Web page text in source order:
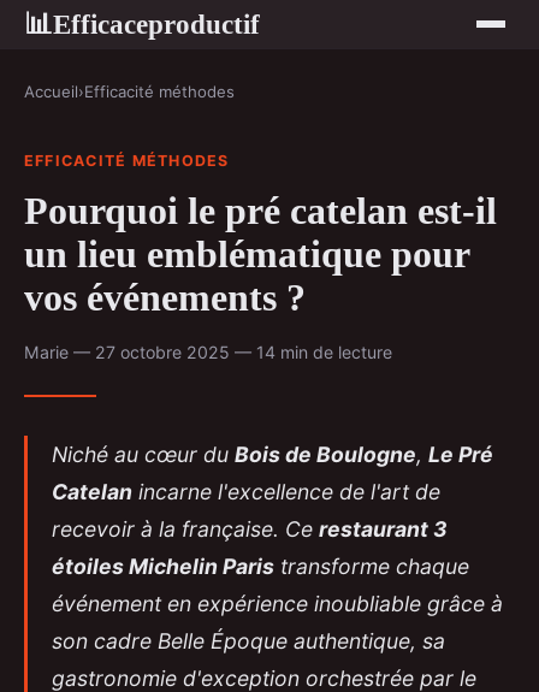
📊Efficaceproductif
Accueil›Efficacité méthodes
EFFICACITÉ MÉTHODES
Pourquoi le pré catelan est-il
un lieu emblématique pour
vos événements ?
Marie — 27 octobre 2025 — 14 min de lecture
Niché au cœur du Bois de Boulogne, Le Pré
Catelan incarne l'excellence de l'art de
recevoir à la française. Ce restaurant 3
étoiles Michelin Paris transforme chaque
événement en expérience inoubliable grâce à
son cadre Belle Époque authentique, sa
gastronomie d'exception orchestrée par le